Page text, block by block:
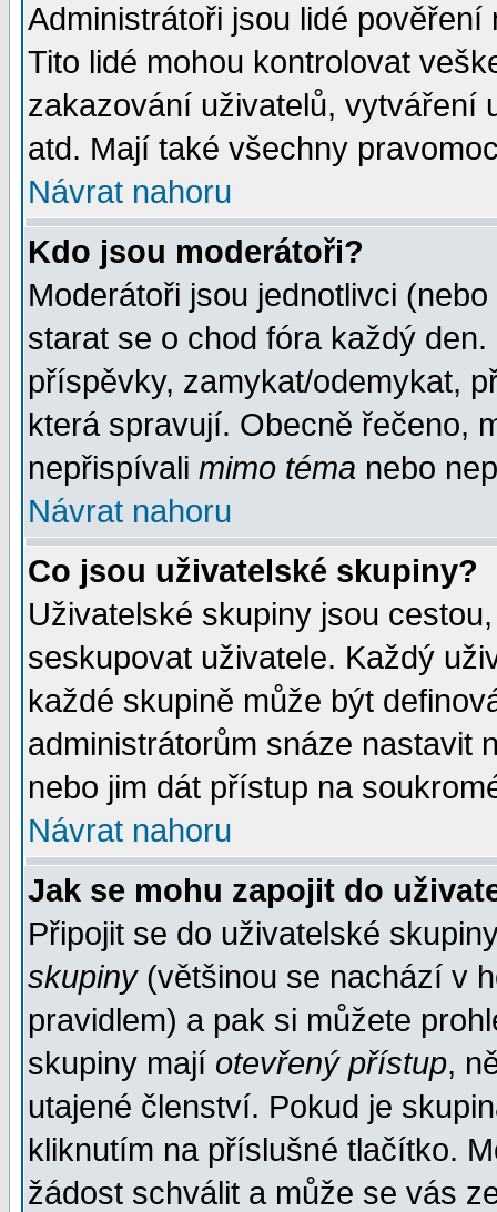
Administrátoři jsou lidé
Tito lidé mohou kontrolovat
zakazování uživatelů, vytváření
atd. Mají také všechny
Návrat nahoru
Kdo jsou moderátoři?
Moderátoři jsou jednotlivci
starat se o chod fóra každý
příspěvky, zamykat/odemykat,
která spravují. Obecně řečeno,
nepřispívali mimo téma nebo
Návrat nahoru
Co jsou uživatelské skupiny?
Uživatelské skupiny jsou
seskupovat uživatele. Každý
každé skupině může být
administrátorům snáze nastavit
nebo jim dát přístup na
Návrat nahoru
Jak se mohu zapojit do
Připojit se do uživatelské
skupiny(většinou se nachází v
pravidlem) a pak si můžete
skupiny mají otevřený přístup,
utajené členství. Pokud je
kliknutím na příslušné tlačítko.
žádost schválit a může se vás